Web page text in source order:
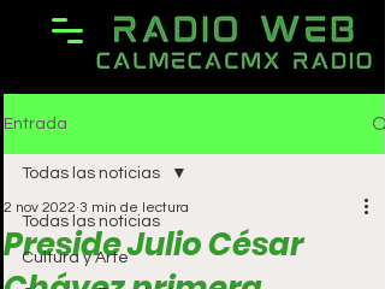
Entrada
Todas las noticias
Cultura y Arte
Todas las noticias
Preside Julio César
2 nov 2022 3 min de lectura